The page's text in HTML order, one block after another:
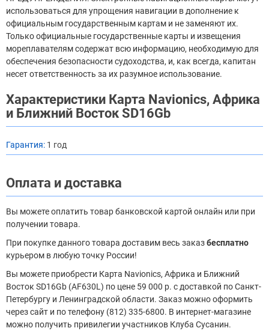
использоваться для упрощения навигации в дополнение к
официальным государственным картам и не заменяют их.
Только официальные государственные карты и извещения
мореплавателям содержат всю информацию, необходимую для
обеспечения безопасности судоходства, и, как всегда, капитан
несет ответственность за их разумное использование.
Характеристики Карта Navionics, Африка
и Ближний Восток SD16Gb
Гарантия: 1 год
Оплата и доставка
Вы можете оплатить товар банковской картой онлайн или при
получении товара.
При покупке данного товара доставим весь заказбесплатно
курьером в любую точку России!
Вы можете приобрести Карта Navionics, Африка и Ближний
Восток SD16Gb (AF630L) по цене 59 000 р. с доставкой по Санкт-
Петербургу и Ленинградской области. Заказ можно оформить
через сайт и по телефону (812) 335-6800. В интернет-магазине
можно получить привилегии участников Клуба Сусанин.